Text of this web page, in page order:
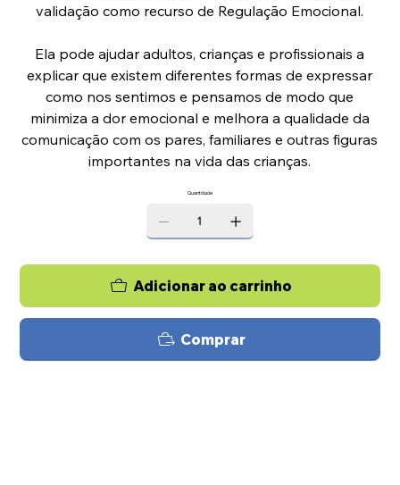
validação como recurso de Regulação Emocional.
Ela pode ajudar adultos, crianças e profissionais a
explicar que existem diferentes formas de expressar
como nos sentimos e pensamos de modo que
minimiza a dor emocional e melhora a qualidade da
comunicação com os pares, familiares e outras figuras
importantes na vida das crianças.
Quantidade
Adicionar ao carrinho
Comprar